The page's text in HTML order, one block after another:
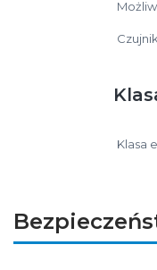
Klasa